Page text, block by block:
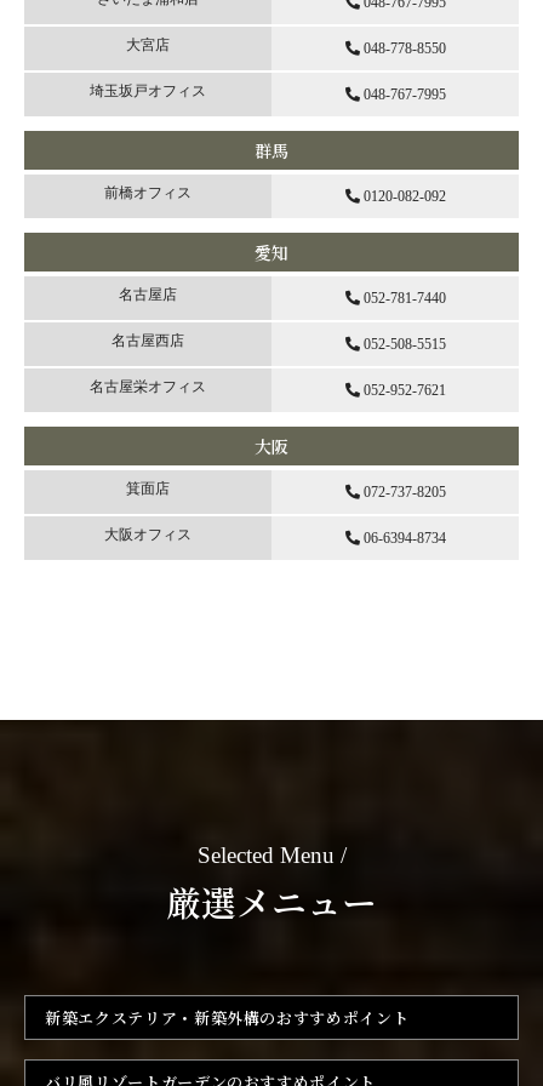
大宮店 048-778-8550
埼玉坂戸オフィス 048-767-7995
群馬
前橋オフィス 0120-082-092
愛知
名古屋店 052-781-7440
名古屋西店 052-508-5515
名古屋栄オフィス 052-952-7621
大阪
箕面店 072-737-8205
大阪オフィス 06-6394-8734
Selected Menu
厳選メニュー
新築エクステリア・新築外構のおすすめポイント